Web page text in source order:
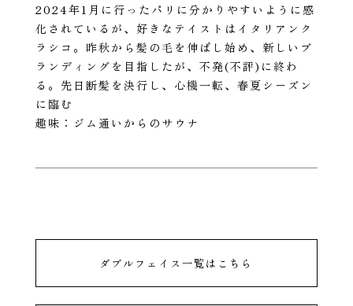
2024年1月に行ったパリに分かりやすいように感
化されているが、好きなテイストはイタリアンク
ラシコ。昨秋から髪の毛を伸ばし始め、新しいブ
ランディングを目指したが、不発(不評)に終わ
る。先日断髪を決行し、心機一転、春夏シーズン
に臨む
趣味：ジム通いからのサウナ
ダブルフェイス一覧はこちら